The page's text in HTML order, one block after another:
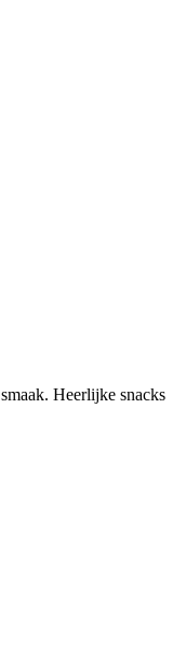
Heerlijke snacks